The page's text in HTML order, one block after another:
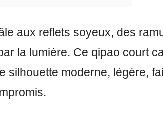
aux reflets soyeux, des
la lumière. Ce qipao court
silhouette moderne, légère,